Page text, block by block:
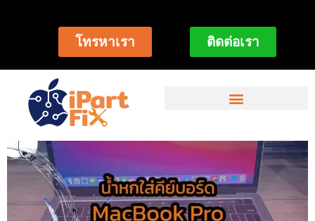
โทรหาเรา ติดต่อเรา